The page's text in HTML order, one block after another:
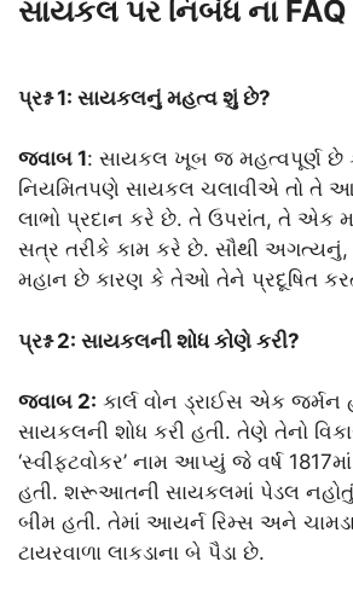
સાયકલ પર નિબંધ ના FAQ
પ્રશ્ન 1: સાયકલનું મહત્વ શું છે?
જવાબ 1: સાયકલ ખૂબ જ મહત્વપૂર્ણ
નિયમિતપણે સાયકલ ચલાવીએ તો તે
લાભો પ્રદાન કરે છે. તે ઉપરાંત, તે એક
સત્ર તરીકે કામ કરે છે. સૌથી
મહાન છે કારણ કે તેઓ તેને પ્રદૂષિત
પ્રશ્ન 2: સાયકલની શોધ કોણે કરી?
જવાબ 2: કાર્લ વોન ડ્રાઈસ એક
સાયકલની શોધ કરી હતી. તેણે તેનો
‘સ્વીફ્ટવોકર’ નામ આપ્યું જે વર્ષ
હતી. શરૂઆતની સાયકલમાં પેડલ
બીમ હતી. તેમાં આયર્ન રિમ્સ અને
ટાયરવાળા લાકડાના બે પૈડા છે.